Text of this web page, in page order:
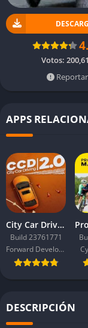
Votos:
Reportar
APPS
City Car Driving 2.0
Build 23761771
Forward Development
DESCRIPCIÓN